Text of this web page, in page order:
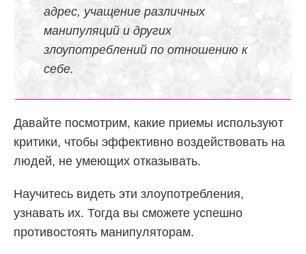
адрес, учащение различных
манипуляций и других
злоупотреблений по отношению к
себе.
Давайте посмотрим, какие приемы используют
критики, чтобы эффективно воздействовать на
людей, не умеющих отказывать.
Научитесь видеть эти злоупотребления,
узнавать их. Тогда вы сможете успешно
противостоять манипуляторам.